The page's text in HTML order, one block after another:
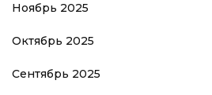
Ноябрь 2025
Октябрь 2025
Сентябрь 2025